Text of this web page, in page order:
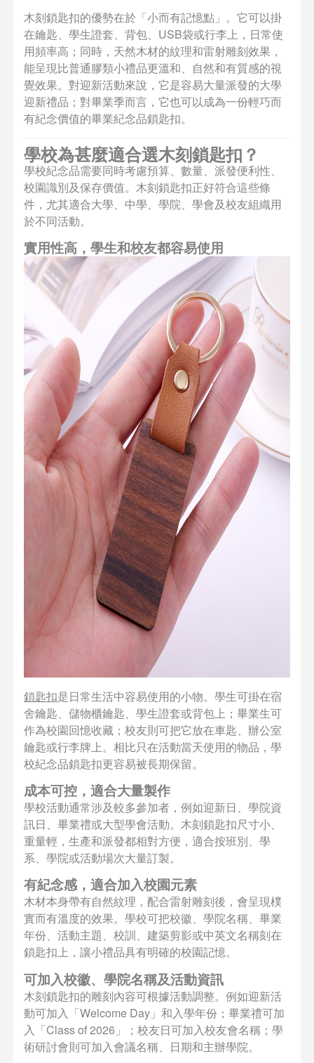
木刻鎖匙扣的優勢在於「小而有記憶點」。它可以掛
在鑰匙、學生證套、背包、USB袋或行李上，日常使
用頻率高；同時，天然木材的紋理和雷射雕刻效果，
能呈現比普通膠類小禮品更溫和、自然和有質感的視
覺效果。對迎新活動來說，它是容易大量派發的大學
迎新禮品；對畢業季而言，它也可以成為一份輕巧而
有紀念價值的畢業紀念品鎖匙扣。
學校為甚麼適合選木刻鎖匙扣？
學校紀念品需要同時考慮預算、數量、派發便利性、
校園識別及保存價值。木刻鎖匙扣正好符合這些條
件，尤其適合大學、中學、學院、學會及校友組織用
於不同活動。
實用性高，學生和校友都容易使用
鎖匙扣是日常生活中容易使用的小物。學生可掛在宿
舍鑰匙、儲物櫃鑰匙、學生證套或背包上；畢業生可
作為校園回憶收藏；校友則可把它放在車匙、辦公室
鑰匙或行李牌上。相比只在活動當天使用的物品，學
校紀念品鎖匙扣更容易被長期保留。
成本可控，適合大量製作
學校活動通常涉及較多參加者，例如迎新日、學院資
訊日、畢業禮或大型學會活動。木刻鎖匙扣尺寸小、
重量輕，生產和派發都相對方便，適合按班別、學
系、學院或活動場次大量訂製。
有紀念感，適合加入校園元素
木材本身帶有自然紋理，配合雷射雕刻後，會呈現樸
實而有溫度的效果。學校可把校徽、學院名稱、畢業
年份、活動主題、校訓、建築剪影或中英文名稱刻在
鎖匙扣上，讓小禮品具有明確的校園記憶。
可加入校徽、學院名稱及活動資訊
木刻鎖匙扣的雕刻內容可根據活動調整。例如迎新活
動可加入「Welcome Day」和入學年份；畢業禮可加
入「Class of 2026」；校友日可加入校友會名稱；學
術研討會則可加入會議名稱、日期和主辦學院。